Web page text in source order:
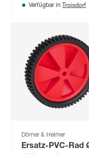
Verfügbar in Troisdorf
Dörner & Helmer
Ersatz-PVC-Rad